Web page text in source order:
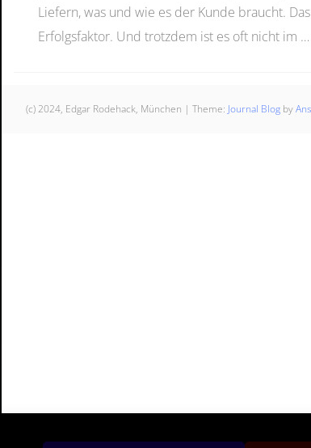
Liefern, was und wie es der Kunde braucht.
Erfolgsfaktor. Und trotzdem ist es oft nicht im …
(c) 2024, Edgar Rodehack, München |Theme: Journal Blog by